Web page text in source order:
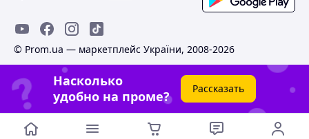
© Prom.ua — маркетплейс України, 2008-2026
Насколько
удобно на проме?
Рассказать